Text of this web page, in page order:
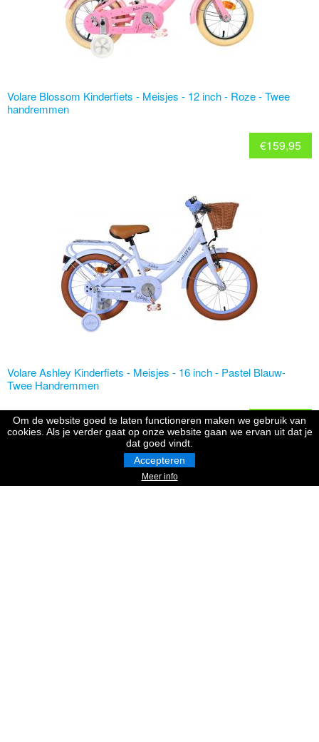
Om de website goed te laten functioneren maken we gebruik van
cookies. Als je verder gaat op onze website gaan we ervan uit dat je
dat goed vindt.
Accepteren
Meer info
Volare Blossom Kinderfiets - Meisjes - 12 inch - Roze - Twee
handremmen
€159,95
Volare Ashley Kinderfiets - Meisjes - 16 inch - Pastel Blauw-
Twee Handremmen
€194,95